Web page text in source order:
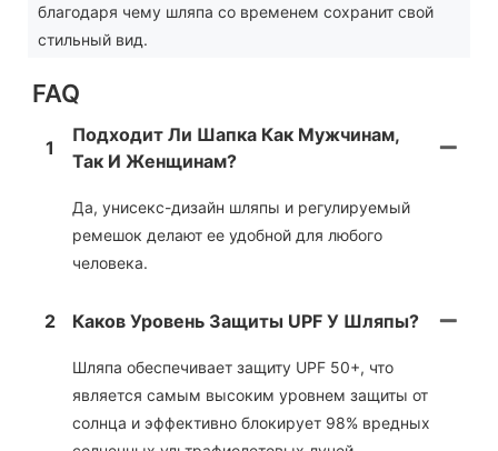
благодаря чему шляпа со временем сохранит свой
стильный вид.
FAQ
1
Подходит Ли Шапка Как Мужчинам,
Так И Женщинам?
Да, унисекс-дизайн шляпы и регулируемый
ремешок делают ее удобной для любого
человека.
2 Каков Уровень Защиты UPF У Шляпы?
Шляпа обеспечивает защиту UPF 50+, что
является самым высоким уровнем защиты от
солнца и эффективно блокирует 98% вредных